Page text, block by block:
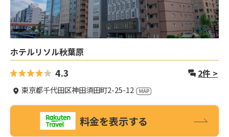
ホテルリソル秋葉原
4.3 2件 >
東京都千代田区神田須田町2-25-12
料金を表示する